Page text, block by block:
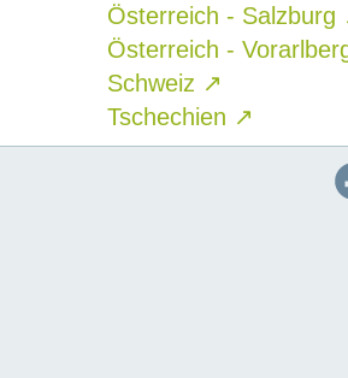
Österreich - Salzburg
Österreich -
Schweiz ↗
Tschechien ↗